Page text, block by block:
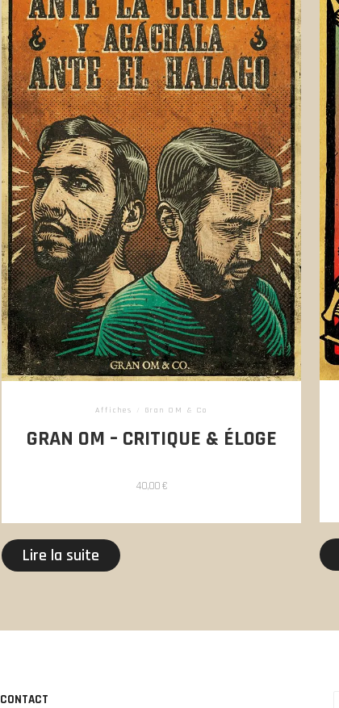
Affiches Gran OM & Co
GRAN OM – CRITIQUE & ÉLOGE
40,00€
Lire la suite
CONTACT